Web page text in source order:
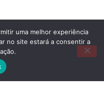
uma melhor experiência
no site estará a consentir a